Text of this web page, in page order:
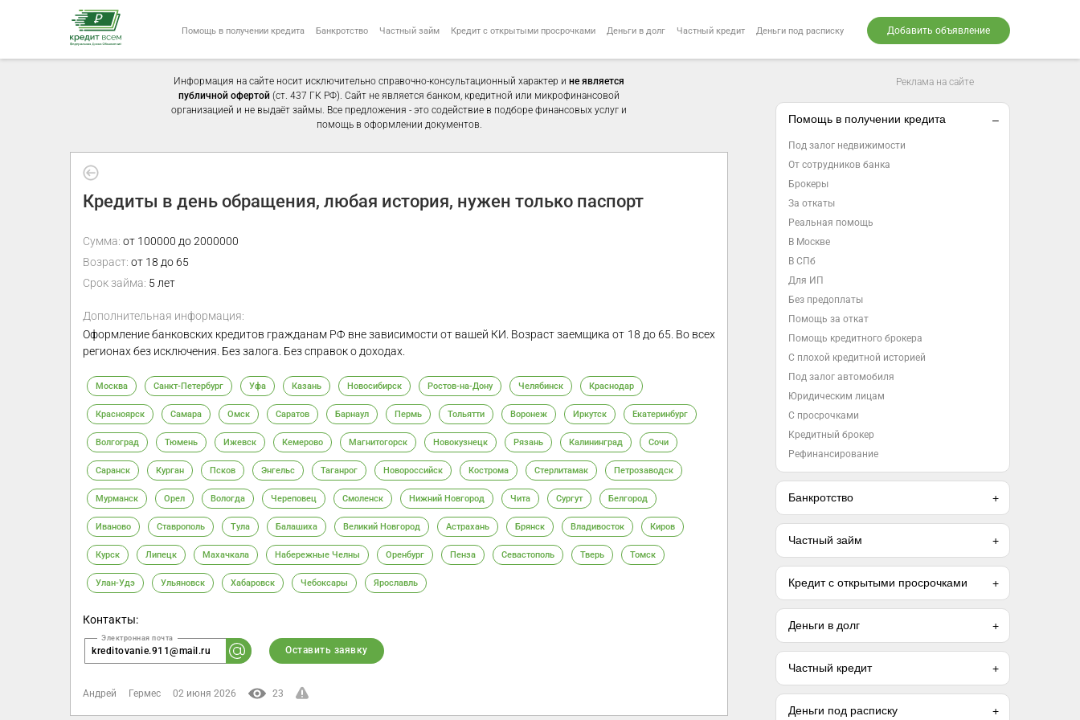
Помощь в получении кредита Банкротство Частный займ Кредит с открытыми просрочками Деньги в долг Частный кредит Деньги под расписку Добавить объявление
Информация на сайте носит исключительно справочно-консультационный характер и не является
публичной офертой (ст. 437 ГК РФ). Сайт не является банком, кредитной или микрофинансовой
организацией и не выдаёт займы. Все предложения - это содействие в подборе финансовых услуг и
помощь в оформлении документов.
Кредиты в день обращения, любая история, нужен только паспорт
Сумма: от 100000 до 2000000
Возраст: от 18 до 65
Срок займа: 5 лет
Дополнительная информация:
Оформление банковских кредитов гражданам РФ вне зависимости от вашей КИ. Возраст заемщика от 18 до 65. Во всех
регионах без исключения. Без залога. Без справок о доходах.
Москва Санкт-Петербург Уфа Казань Новосибирск Ростов-на-Дону Челябинск Краснодар
Красноярск Самара Омск Саратов Барнаул Пермь Тольятти Воронеж Иркутск Екатеринбург
Волгоград Тюмень Ижевск Кемерово Магнитогорск Новокузнецк Рязань Калининград Сочи
Саранск Курган Псков Энгельс Таганрог Новороссийск Кострома Стерлитамак Петрозаводск
Мурманск Орел Вологда Череповец Смоленск Нижний Новгород Чита Сургут Белгород
Иваново Ставрополь Тула Балашиха Великий Новгород Астрахань Брянск Владивосток Киров
Курск Липецк Махачкала Набережные Челны Оренбург Пенза Севастополь Тверь Томск
Улан-Удэ Ульяновск Хабаровск Чебоксары Ярославль
Контакты:
kreditovanie.911@mail.ru Оставить заявку
Андрей Гермес 02 июня 2026 23
Реклама на сайте
Помощь в получении кредита
Под залог недвижимости
От сотрудников банка
Брокеры
За откаты
Реальная помощь
В Москве
В СПб
Для ИП
Без предоплаты
Помощь за откат
Помощь кредитного брокера
С плохой кредитной историей
Под залог автомобиля
Юридическим лицам
С просрочками
Кредитный брокер
Рефинансирование
Банкротство
Частный займ
Кредит с открытыми просрочками
Деньги в долг
Частный кредит
Деньги под расписку